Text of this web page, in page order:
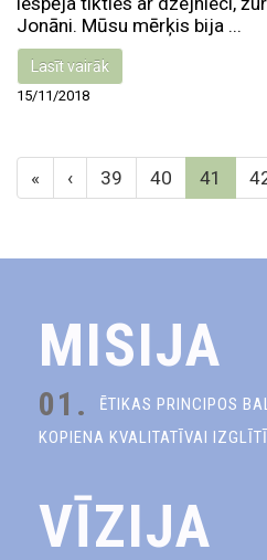
Jonāni. Mūsu mērķis bija ...
Lasīt vairāk
15/11/2018
« ‹ 39 40 41
MISIJA
01.
ĒTIKAS PRINCIPOS
KOPIENA KVALITATĪVAI
VĪZIJA